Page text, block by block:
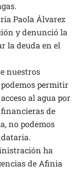
Paola Álvarez
y denunció la
la deuda en el
nuestros
permitir
al agua por
de
no podemos
ha
de Afinia